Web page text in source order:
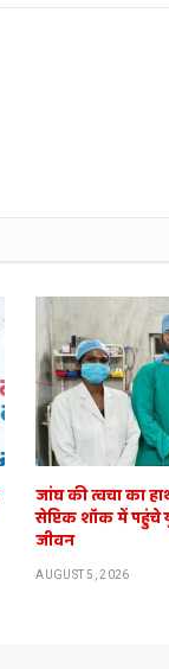
जांघ की त्वचा का
सेप्टिक शॉक में पहुंचे
जीवन
AUGUST 5, 2026